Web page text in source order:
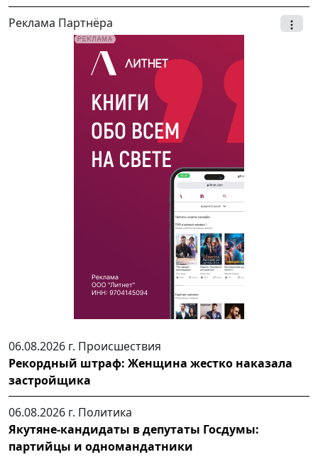
Реклама Партнёра
06.08.2026 г. Происшествия
Рекордный штраф: Женщина жестко наказала
застройщика
06.08.2026 г. Политика
Якутяне-кандидаты в депутаты Госдумы:
партийцы и одномандатники